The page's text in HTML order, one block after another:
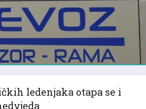
ledenjaka otapa se i